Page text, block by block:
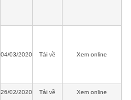
04/03/2020 Tải về Xem online
26/02/2020 Tải về Xem online